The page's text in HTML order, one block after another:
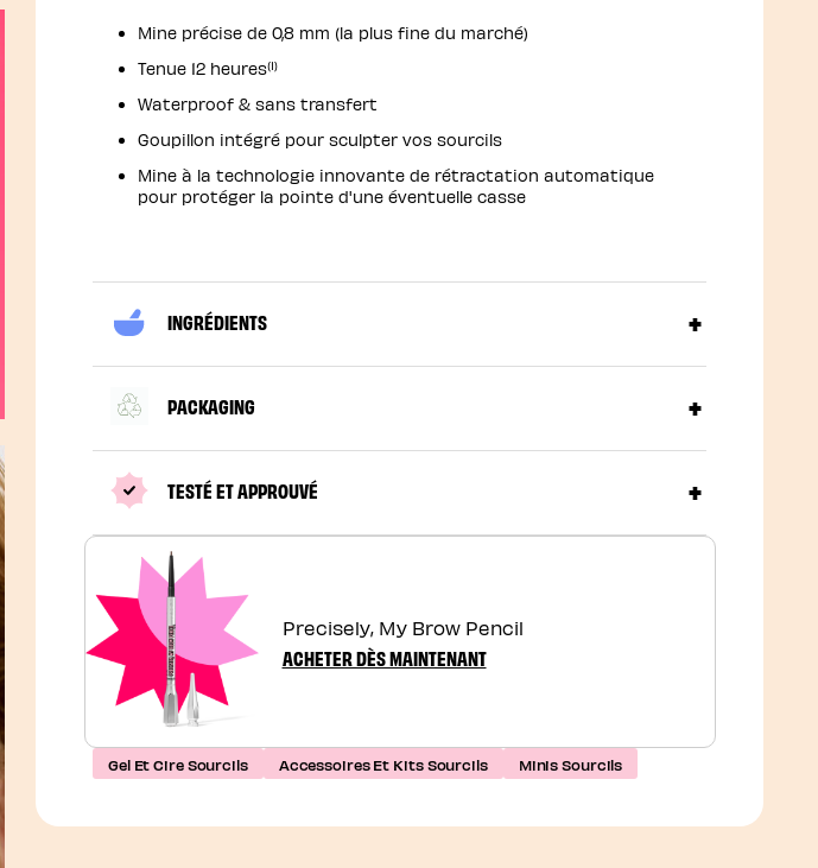
Mine précise de 0,8 mm (la plus fine du marché)
Tenue 12 heures(1)
Waterproof & sans transfert
Goupillon intégré pour sculpter vos sourcils
Mine à la technologie innovante de rétractation automatique
pour protéger la pointe d'une éventuelle casse
INGRÉDIENTS
PACKAGING
TESTÉ ET APPROUVÉ
Precisely, My Brow Pencil
ACHETER DÈS MAINTENANT
Gel Et Cire Sourcils Accessoires Et Kits Sourcils Minis Sourcils